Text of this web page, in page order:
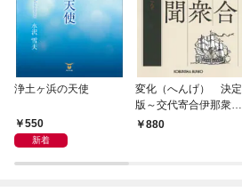
浄土ヶ浜の天使
550
新着
変化（へんげ） 決定
版～交代寄合伊那衆異
聞（1）～
880